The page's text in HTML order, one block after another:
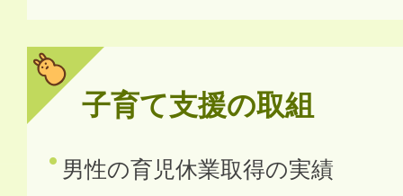
子育て支援の取組
男性の育児休業取得の実績